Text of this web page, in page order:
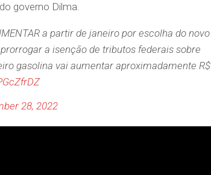
governo Dilma.
a partir de janeiro por escolha do novo
a isenção de tributos federais sobre
gasolina vai aumentar aproximadamente R$
28, 2022